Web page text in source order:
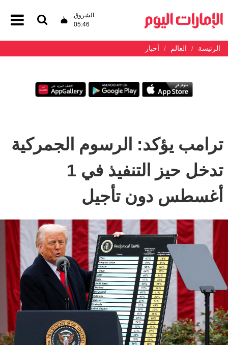
الشروق
05:46
الرئيسة العالم أخبار
ترامب يؤكد: الرسوم الجمركية
تدخل حيز التنفيذ في 1
أغسطس دون تأجيل